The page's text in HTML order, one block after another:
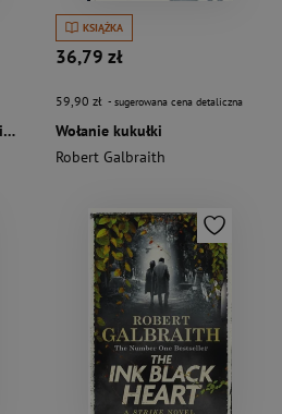
The Running Grave wer. angielska
KSIĄŻKA
36,79 zł
59,90 zł - sugerowana cena detaliczna
Wołanie kukułki
Robert Galbraith